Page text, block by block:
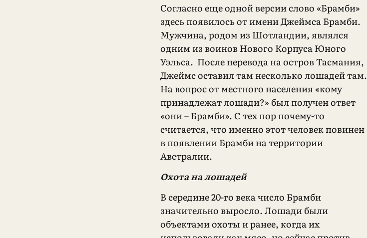
Согласно еще одной версии слово «Брамби»
здесь появилось от имени Джеймса Брамби.
Мужчина, родом из Шотландии, являлся
одним из воинов Нового Корпуса Юного
Уэльса. После перевода на остров Тасмания,
Джеймс оставил там несколько лошадей там.
На вопрос от местного населения «кому
принадлежат лошади?» был получен ответ
«они – Брамби». С тех пор почему-то
считается, что именно этот человек повинен
в появлении Брамби на территории
Австралии.
Охота на лошадей
В середине 20-го века число Брамби
значительно выросло. Лошади были
объектами охоты и ранее, когда их